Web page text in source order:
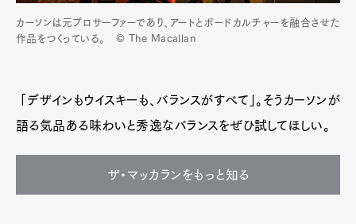
カーソンは元プロサーファーであり、アートとボードカルチャーを融合させた
作品をつくっている。 © The Macallan
「デザインもウイスキーも、バランスがすべて」。そうカーソンが
語る気品ある味わいと秀逸なバランスをぜひ試してほしい。
ザ・マッカランをもっと知る